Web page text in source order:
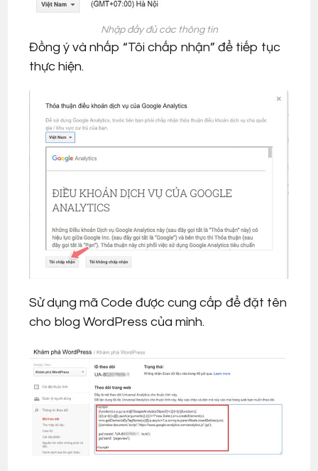
Nhập đầy đủ các thông tin
Đồng ý và nhấp “Tôi chấp nhận” để tiếp tục
thực hiện.
Sử dụng mã Code được cung cấp để đặt tên
cho blog WordPress của mình.